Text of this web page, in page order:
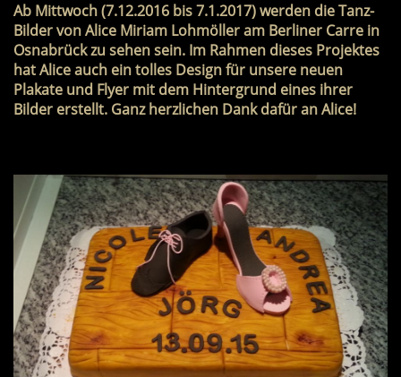
Ab Mittwoch (7.12.2016 bis 7.1.2017) werden die Tanz-
Bilder von Alice Miriam Lohmöller am Berliner Carre in
Osnabrück zu sehen sein. Im Rahmen dieses Projektes
hat Alice auch ein tolles Design für unsere neuen
Plakate und Flyer mit dem Hintergrund eines ihrer
Bilder erstellt. Ganz herzlichen Dank dafür an Alice!